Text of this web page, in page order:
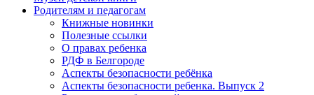
Родителям и педагогам
Книжные новинки
Полезные ссылки
О правах ребенка
РДФ в Белгороде
Аспекты безопасности ребёнка
Аспекты безопасности ребенка. Выпуск 2